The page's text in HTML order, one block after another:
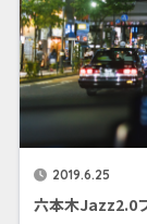
2019.6.25
六本木Jazz2.0